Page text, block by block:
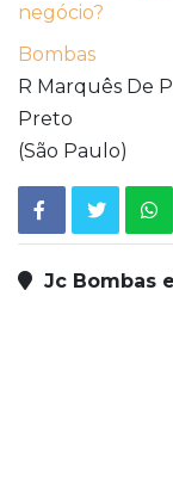
negócio?
Bombas
R Marquês De
Preto
(São Paulo)
Jc Bombas